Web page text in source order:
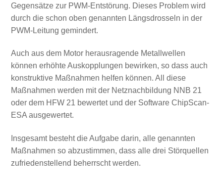
Gegensätze zur PWM-Entstörung. Dieses Problem wird
durch die schon oben genannten Längsdrosseln in der
PWM-Leitung gemindert.
Auch aus dem Motor herausragende Metallwellen
können erhöhte Auskopplungen bewirken, so dass auch
konstruktive Maßnahmen helfen können. All diese
Maßnahmen werden mit der Netznachbildung NNB 21
oder dem HFW 21 bewertet und der Software ChipScan-
ESA ausgewertet.
Insgesamt besteht die Aufgabe darin, alle genannten
Maßnahmen so abzustimmen, dass alle drei Störquellen
zufriedenstellend beherrscht werden.